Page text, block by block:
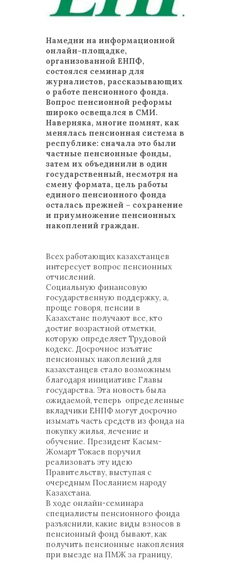
Намедни на информационной
онлайн-площадке,
организованной ЕНПФ,
состоялся семинар для
журналистов, рассказывающих
о работе пенсионного фонда.
Вопрос пенсионной реформы
широко освещался в СМИ.
Наверняка, многие помнят, как
менялась пенсионная система в
республике: сначала это были
частные пенсионные фонды,
затем их объединили в один
государственный, несмотря на
смену формата, цель работы
единого пенсионного фонда
осталась прежней – сохранение
и приумножение пенсионных
накоплений граждан.
Всех работающих казахстанцев
интересует вопрос пенсионных
отчислений.
Социальную финансовую
государственную поддержку, а,
проще говоря, пенсии в
Казахстане получают все, кто
достиг возрастной отметки,
которую определяет Трудовой
кодекс. Досрочное изъятие
пенсионных накоплений для
казахстанцев стало возможным
благодаря инициативе Главы
государства. Эта новость была
ожидаемой, теперь определенные
вкладчики ЕНПФ могут досрочно
изымать часть средств из фонда на
покупку жилья, лечение и
обучение. Президент Касым-
Жомарт Токаев поручил
реализовать эту идею
Правительству, выступая с
очередным Посланием народу
Казахстана.
В ходе онлайн-семинара
специалисты пенсионного фонда
разъяснили, какие виды взносов в
пенсионный фонд бывают, как
получить пенсионные накопления
при выезде на ПМЖ за границу,